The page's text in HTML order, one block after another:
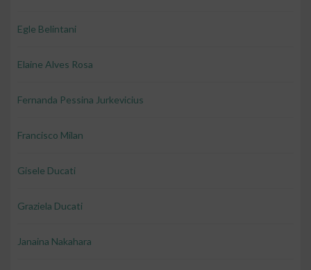
Egle Belintani
Elaine Alves Rosa
Fernanda Pessina Jurkevicius
Francisco Milan
Gisele Ducati
Graziela Ducati
Janaina Nakahara